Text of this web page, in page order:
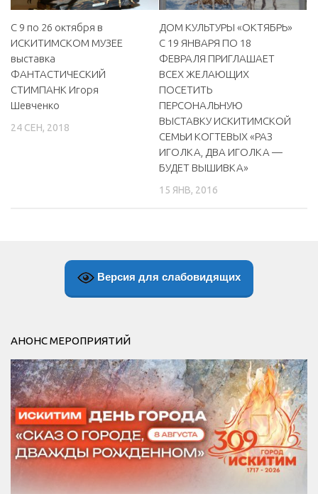
С 9 по 26 октября в
ИСКИТИМСКОМ МУЗЕЕ
выставка
ФАНТАСТИЧЕСКИЙ
СТИМПАНК Игоря
Шевченко
24 СЕН, 2018
ДОМ КУЛЬТУРЫ «ОКТЯБРЬ»
С 19 ЯНВАРЯ ПО 18
ФЕВРАЛЯ ПРИГЛАШАЕТ
ВСЕХ ЖЕЛАЮЩИХ
ПОСЕТИТЬ
ПЕРСОНАЛЬНУЮ
ВЫСТАВКУ ИСКИТИМCКОЙ
СЕМЬИ КОГТЕВЫХ «РАЗ
ИГОЛКА, ДВА ИГОЛКА —
БУДЕТ ВЫШИВКА»
15 ЯНВ, 2016
Версия для слабовидящих
АНОНС МЕРОПРИЯТИЙ